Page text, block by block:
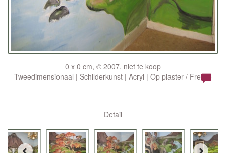
0 x 0 cm, © 2007, niet te koop
Tweedimensionaal | Schilderkunst | Acryl | Op plaster / Fresco
Detail